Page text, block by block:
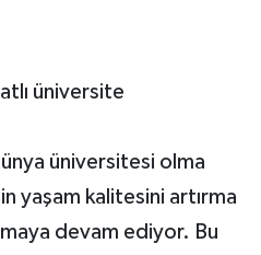
üniversite
üniversitesi olma
yaşam kalitesini artırma
devam ediyor. Bu